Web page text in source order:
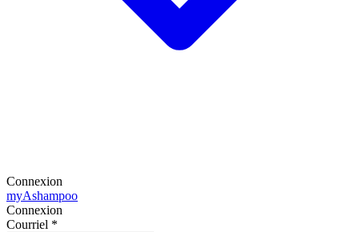
Connexion
myAshampoo
Connexion
Courriel *